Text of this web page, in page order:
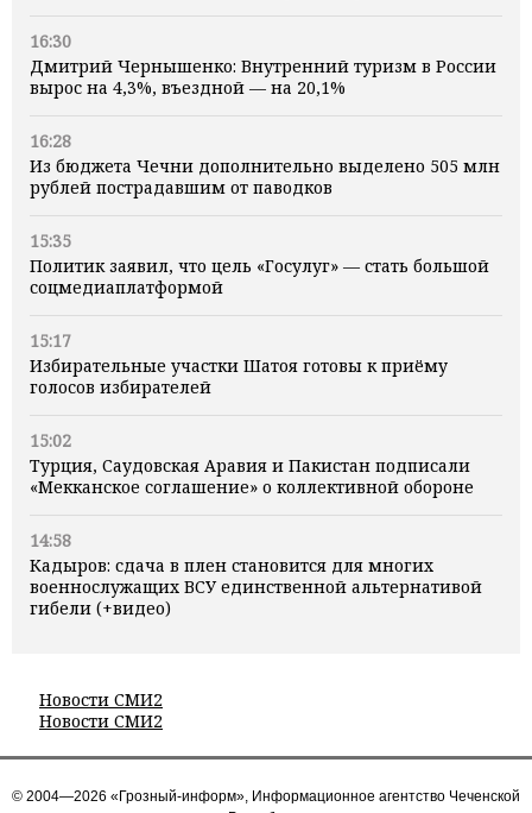
16:30
Дмитрий Чернышенко: Внутренний туризм в России
вырос на 4,3%, въездной — на 20,1%
16:28
Из бюджета Чечни дополнительно выделено 505 млн
рублей пострадавшим от паводков
15:35
Политик заявил, что цель «Госулуг» — стать большой
соцмедиаплатформой
15:17
Избирательные участки Шатоя готовы к приёму
голосов избирателей
15:02
Турция, Саудовская Аравия и Пакистан подписали
«Мекканское соглашение» о коллективной обороне
14:58
Кадыров: сдача в плен становится для многих
военнослужащих ВСУ единственной альтернативой
гибели (+видео)
Новости СМИ2
Новости СМИ2
© 2004—2026 «Грозный-информ», Информационное агентство Чеченской